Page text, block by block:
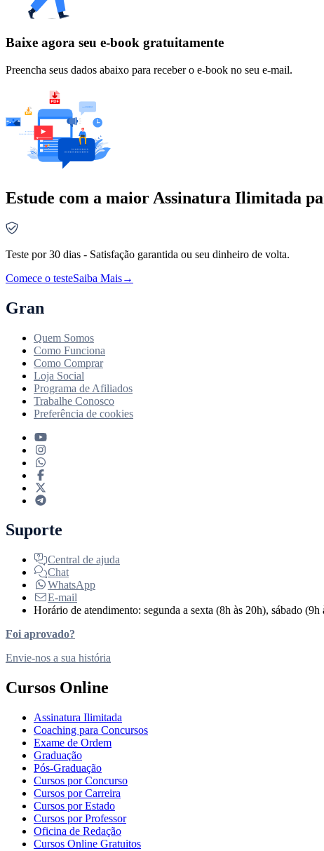
Baixe agora seu e-book gratuitamente
Preencha seus dados abaixo para receber o e-book no seu e-mail.
Estude com a maior Assinatura Ilimitada
Teste por 30 dias - Satisfação garantida ou seu dinheiro de volta.
Comece o testeSaiba Mais→
Gran
Quem Somos
Como Funciona
Como Comprar
Loja Social
Programa de Afiliados
Trabalhe Conosco
Preferência de cookies
Suporte
Central de ajuda
Chat
WhatsApp
E-mail
Horário de atendimento: segunda a sexta (8h às 20h), sábado (9h
Foi aprovado?
Envie-nos a sua história
Cursos Online
Assinatura Ilimitada
Coaching para Concursos
Exame de Ordem
Graduação
Pós-Graduação
Cursos por Concurso
Cursos por Carreira
Cursos por Estado
Cursos por Professor
Oficina de Redação
Cursos Online Gratuitos